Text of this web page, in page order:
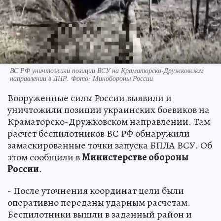
ВС РФ уничтожили позиции ВСУ на Краматорско-Дружковском
направлении в ДНР. Фото: Минобороны России
Вооруженные силы России выявили и
уничтожили позиции украинских боевиков на
Краматорско-Дружковском направлении. Там
расчет беспилотников ВС РФ обнаружили
замаскированные точки запуска БПЛА ВСУ. Об
этом сообщили вМинистерстве обороны
России.
- После уточнения координат цели были
оперативно переданы ударным расчетам.
Беспилотники вышли в заданный район и